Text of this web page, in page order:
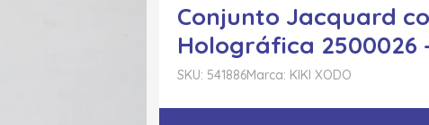
Conjunto Jacquard
Holográfica 2500026
SKU: 541886Marca: KIKI XODO